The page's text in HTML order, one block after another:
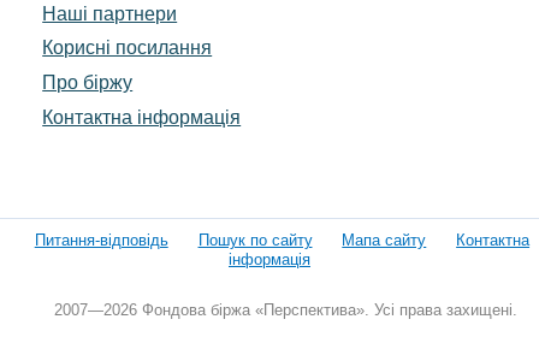
Наші партнери
Корисні посилання
Про біржу
Контактна інформація
Питання-відповідь Пошук по сайту Мапа сайту
Контактна
інформація
2007—2026 Фондова біржа «Перспектива». Усі права захищені.